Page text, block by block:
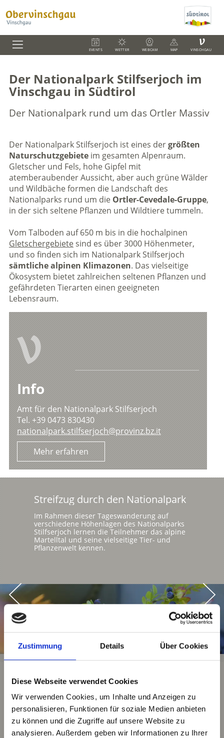
Zustimmung Details Über Cookies
Diese Webseite verwendet Cookies
Wir verwenden Cookies, um Inhalte und Anzeigen zu
personalisieren, Funktionen für soziale Medien anbieten
zu können und die Zugriffe auf unsere Website zu
analysieren. Außerdem geben wir Informationen zu Ihrer
EVENTS WETTER WEBCAM MAP
V
VINSCHGAU
Der Nationalpark Stilfserjoch im
Vinschgau in Südtirol
Der Nationalpark rund um das Ortler Massiv
Der Nationalpark Stilfserjoch ist eines dergrößten
Naturschutzgebiete im gesamten Alpenraum.
Gletscher und Fels, hohe Gipfel mit
atemberaubender Aussicht, aber auch grüne Wälder
und Wildbäche formen die Landschaft des
Nationalparks rund um die Ortler-Cevedale-Gruppe,
in der sich seltene Pflanzen und Wildtiere tummeln.
Vom Talboden auf 650 m bis in die hochalpinen
Gletschergebietesind es über 3000 Höhenmeter,
und so finden sich im Nationalpark Stilfserjoch
sämtliche alpinen Klimazonen. Das vielseitige
Ökosystem bietet zahlreichen seltenen Pflanzen und
gefährdeten Tierarten einen geeigneten
Lebensraum.
V
Info
Amt für den Nationalpark Stilfserjoch
Tel. +39 0473 830430
nationalpark.stilfserjoch@provinz.bz.it
Mehr erfahren
Streifzug durch den Nationalpark
Im Rahmen dieser Tageswanderung auf
verschiedene Höhenlagen des Nationalparks
Stilfserjoch lernen die Teilnehmer das alpine
Martelltal und seine vielseitige Tier- und
Pflanzenwelt kennen.